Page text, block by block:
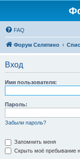
FAQ
Форум Селятино
Вход
Имя пользователя:
Пароль:
Забыли пароль?
Запомнить меня
Скрыть моё пребывание